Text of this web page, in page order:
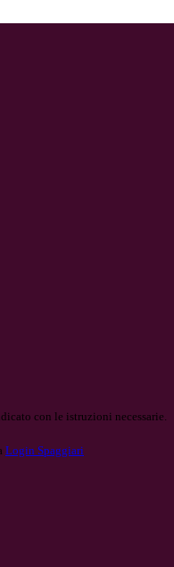
con le istruzioni necessarie.
Login Spaggiari